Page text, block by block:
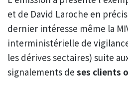
et de David Laroche en
dernier intéresse même la
interministérielle de
les dérives sectaires) suite
signalements de ses clients